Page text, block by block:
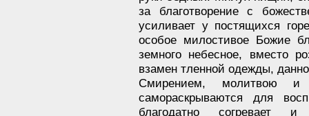
за благотворение с
усиливает у постящихся
особое милостивое Божие
земного небесное, вместо
взамен тленной одежды,
Смирением, молитвою и
самораскрываются для
благодатно согревает